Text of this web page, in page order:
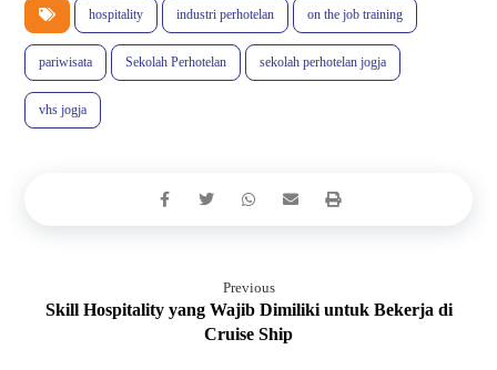
hospitality industri perhotelan on the job training
pariwisata Sekolah Perhotelan sekolah perhotelan jogja
vhs jogja
Previous
Skill Hospitality yang Wajib Dimiliki untuk Bekerja di
Cruise Ship